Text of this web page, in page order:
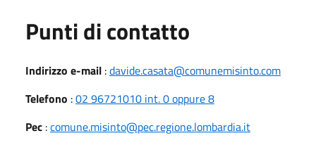
Punti di contatto
Indirizzo e-mail :davide.casata@comunemisinto.com
Telefono :02 96721010 int. 0 oppure 8
Pec :comune.misinto@pec.regione.lombardia.it